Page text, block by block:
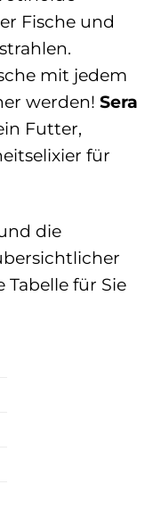
Fische und
mit jedem
werden! Sera
Futter,
für
die
für Sie